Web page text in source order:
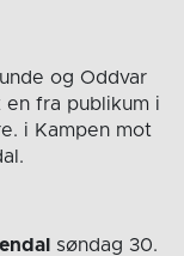
og Oddvar
en fra publikum i
i Kampen mot
søndag 30.